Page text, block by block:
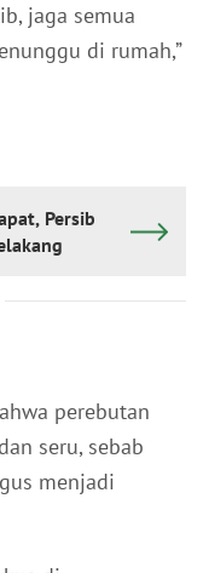
jaga semua
di rumah,”
Persib
perebutan
seru, sebab
menjadi